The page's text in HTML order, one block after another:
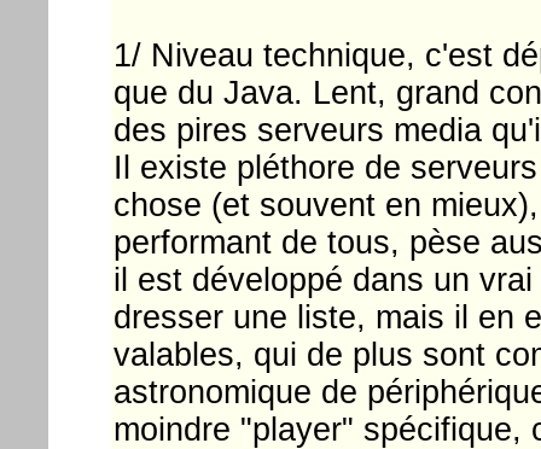
1/ Niveau technique, c'est
que du Java. Lent, grand
des pires serveurs media
Il existe pléthore de
chose (et souvent en
performant de tous, pèse
il est développé dans un
dresser une liste, mais il en
valables, qui de plus sont
astronomique de
moindre "player" spécifique,